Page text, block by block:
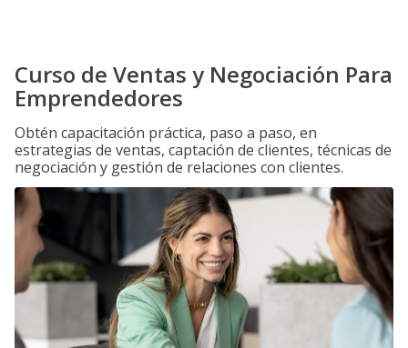
Curso de Ventas y Negociación Para
Emprendedores
Obtén capacitación práctica, paso a paso, en
estrategias de ventas, captación de clientes, técnicas de
negociación y gestión de relaciones con clientes.